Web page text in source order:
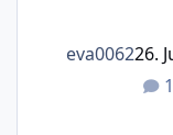
eva006226.